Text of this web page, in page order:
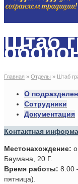
Штаб
Главная » Отделы » Штаб
О
Сотрудники
Документация
Контактная
Местонахождение:
Баумана, 20 Г.
Время работы: 8.00
пятница).